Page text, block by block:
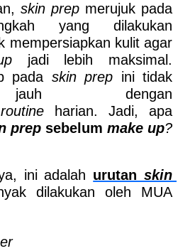
skin prep merujuk pada
yang dilakukan
mempersiapkan kulit agar
jadi lebih maksimal.
pada skin prep ini tidak
dengan
routine
harian. Jadi, apa
prep sebelum make up?
ini adalah urutan skin
dilakukan oleh MUA